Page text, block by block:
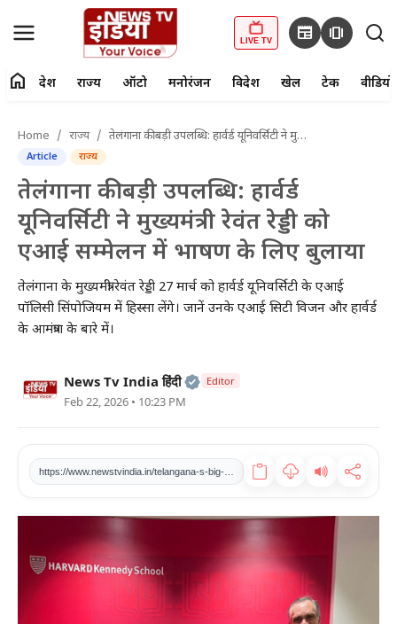
LIVE TV newspaper amp_stories
Home
देश
राज्य
ऑटो
मनोरंजन
विदेश
टेक
लाइफस्टाइल
कारोबार
home देश राज्य ऑटो मनोरंजन विदेश खेल टेक वीडियो
Home राज्य तेलंगाना की बड़ी उपलब्धि: हार्वर्ड यूनिवर्सिटी ने मुख्यमंत्री रेवंत रेड्डी को एआई सम्मेलन में भाषण के लिए बुलाया
Article राज्य
तेलंगाना की बड़ी उपलब्धि: हार्वर्ड
यूनिवर्सिटी ने मुख्यमंत्री रेवंत रेड्डी को
एआई सम्मेलन में भाषण के लिए बुलाया
तेलंगाना के मुख्यमंत्री रेवंत रेड्डी 27 मार्च को हार्वर्ड यूनिवर्सिटी के एआई
पॉलिसी सिंपोजियम में हिस्सा लेंगे। जानें उनके एआई सिटी विजन और हार्वर्ड
के आमंत्रण के बारे में।
News Tv India हिंदी Official | Verified Expert • 27
Editor
Feb 22, 2026 • 10:23 PM